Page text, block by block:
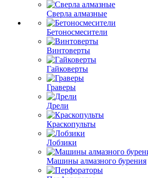
Сверла алмазные
Бетоносмесители
Винтоверты
Гайковерты
Граверы
Дрели
Краскопульты
Лобзики
Машины алмазного бурения